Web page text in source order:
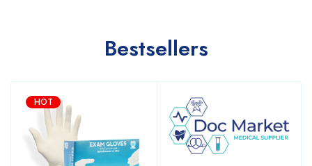
Bestsellers
HOT